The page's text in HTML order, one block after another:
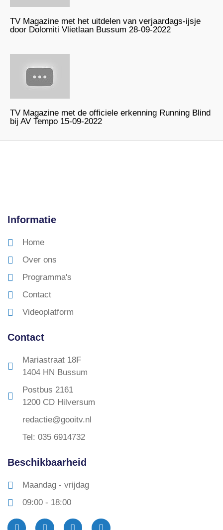
TV Magazine met het uitdelen van verjaardags-ijsje
door Dolomiti Vlietlaan Bussum 28-09-2022
TV Magazine met de officiele erkenning Running Blind
bij AV Tempo 15-09-2022
Informatie
Home
Over ons
Programma's
Contact
Videoplatform
Contact
Mariastraat 18F
1404 HN Bussum
Postbus 2161
1200 CD Hilversum
redactie@gooitv.nl
Tel: 035 6914732
Beschikbaarheid
Maandag - vrijdag
09:00 - 18:00